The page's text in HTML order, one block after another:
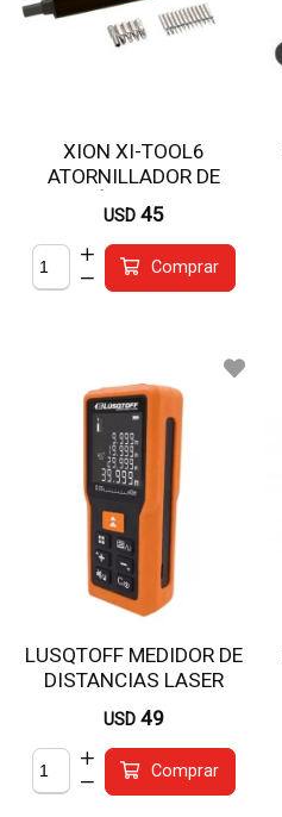
XION XI-TOOL6
ATORNILLADOR DE
PRECISIÓN RECARGABLE
USD 45
Comprar
LUSQTOFF MEDIDOR DE
DISTANCIAS LASER
DIGITAL 40M LMM40
USD 49
Comprar